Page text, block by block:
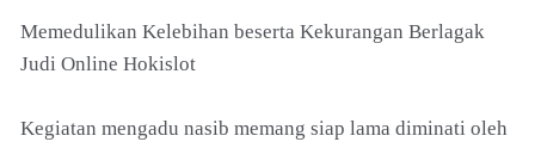
Memedulikan Kelebihan beserta Kekurangan Berlagak
Judi Online Hokislot
Kegiatan mengadu nasib memang siap lama diminati oleh